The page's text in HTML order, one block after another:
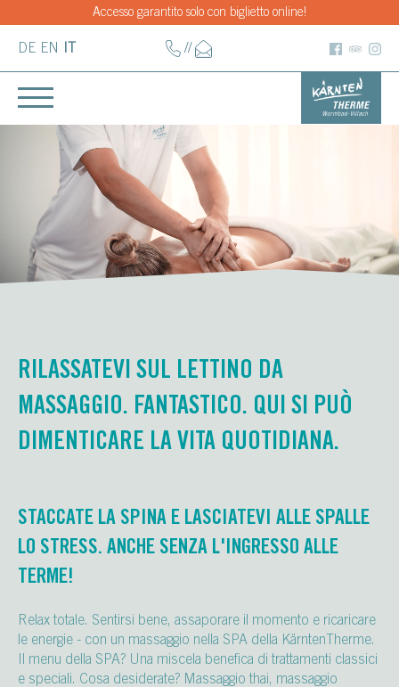
Accesso garantito solo con biglietto online!
DE EN //
RILASSATEVI SUL LETTINO DA
MASSAGGIO. FANTASTICO. QUI SI PUÒ
DIMENTICARE LA VITA QUOTIDIANA.
STACCATE LA SPINA E LASCIATEVI ALLE SPALLE
LO STRESS. ANCHE SENZA L'INGRESSO ALLE
TERME!
Relax totale. Sentirsi bene, assaporare il momento e ricaricare
le energie - con un massaggio nella SPA della KärntenTherme.
Il menu della SPA? Una miscela benefica di trattamenti classici
e speciali. Cosa desiderate? Massaggio thai, massaggio